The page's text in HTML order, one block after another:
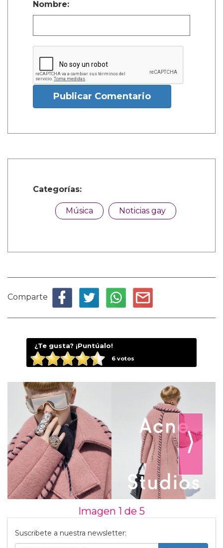
Nombre:
Publicar Comentario
Categorías:
Música Noticias gay
Comparte
¿Te gusta? ¡Puntúalo!
6votos
⟩
Imagen 1 de 5
Suscribete a nuestra newsletter: